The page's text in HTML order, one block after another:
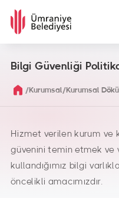
Bilgi Güvenliği
/Kurumsal/Kurumsal
Hizmet verilen kurum ve
güvenini temin etmek ve
kullandığımız bilgi
öncelikli amacımızdır.